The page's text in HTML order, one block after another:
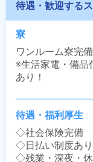
待遇・歓迎する
寮
ワンルーム寮完備
※生活家電・備品
あり！
待遇・福利厚生
◇社会保険完備
◇日払い制度あり
◇残業・深夜・